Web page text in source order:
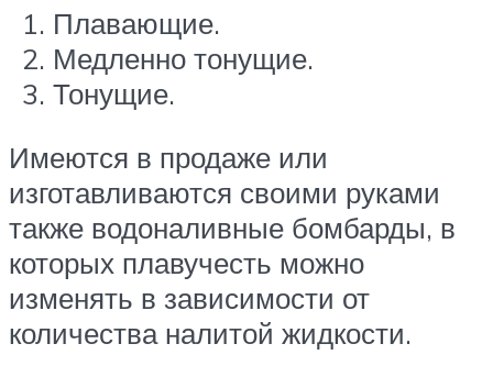
Плавающие.
Медленно тонущие.
Тонущие.
Имеются в продаже или
изготавливаются своими руками
также водоналивные бомбарды, в
которых плавучесть можно
изменять в зависимости от
количества налитой жидкости.